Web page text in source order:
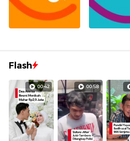
Flash
00:42 00:58